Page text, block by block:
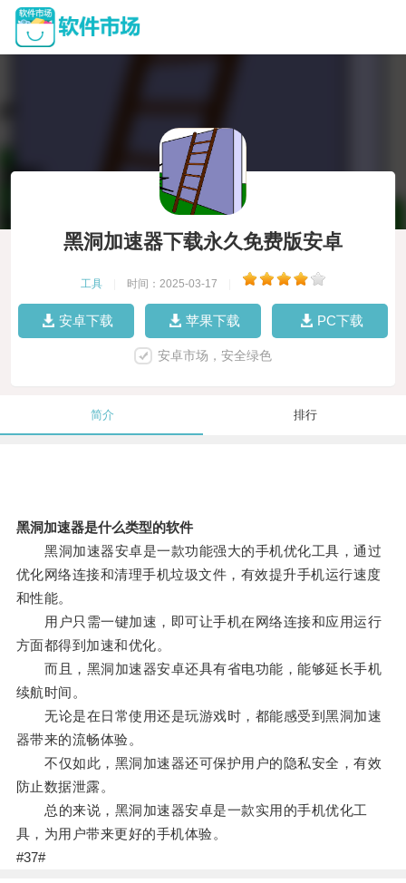
黑洞加速器下载永久免费版安卓
工具 时间：2025-03-17
安卓下载 苹果下载 PC下载
安卓市场，安全绿色
简介 排行
黑洞加速器是什么类型的软件
黑洞加速器安卓是一款功能强大的手机优化工具，通过
优化网络连接和清理手机垃圾文件，有效提升手机运行速度
和性能。
用户只需一键加速，即可让手机在网络连接和应用运行
方面都得到加速和优化。
而且，黑洞加速器安卓还具有省电功能，能够延长手机
续航时间。
无论是在日常使用还是玩游戏时，都能感受到黑洞加速
器带来的流畅体验。
不仅如此，黑洞加速器还可保护用户的隐私安全，有效
防止数据泄露。
总的来说，黑洞加速器安卓是一款实用的手机优化工
具，为用户带来更好的手机体验。
#37#